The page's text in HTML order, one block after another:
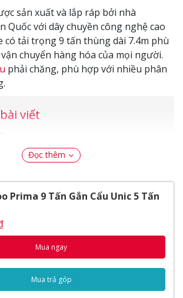
sản xuất và lắp ráp bởi nhà
Quốc với dây chuyền công nghệ cao
có tải trọng 9 tấn thùng dài 7.4m phù
chuyển hàng hóa của mọi người.
phải chăng, phù hợp với nhiều phân
viết
pha
chiếu hậu
lái
liệu
kỹ thuật
chung
Đọc thêm
Prima 9 Tấn Gắn Cẩu Unic 5 Tấn
Mua ngay
Mua trả góp